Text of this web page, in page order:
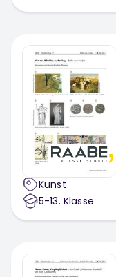
Kunst
5-13. Klasse